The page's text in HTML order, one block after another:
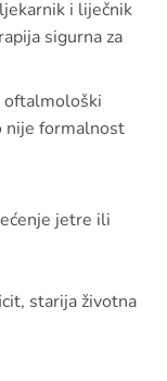
i liječnik
sigurna za
oftalmološki
nije formalnost
jetre ili
starija životna